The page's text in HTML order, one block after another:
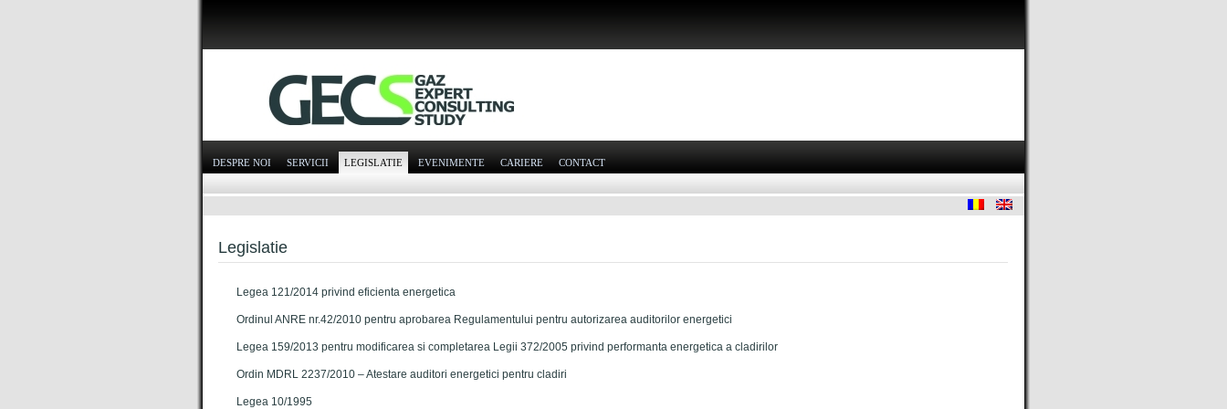
DESPRE NOI SERVICII LEGISLATIE EVENIMENTE CARIERE CONTACT
Legislatie
Legea 121/2014 privind eficienta energetica
Ordinul ANRE nr.42/2010 pentru aprobarea Regulamentului pentru autorizarea auditorilor energetici
Legea 159/2013 pentru modificarea si completarea Legii 372/2005 privind performanta energetica a cladirilor
Ordin MDRL 2237/2010 – Atestare auditori energetici pentru cladiri
Legea 10/1995